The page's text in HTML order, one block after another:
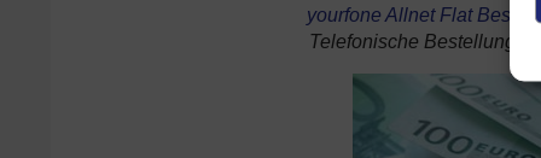
yourfone Allnet Flat
Telefonische Bestellung: 0